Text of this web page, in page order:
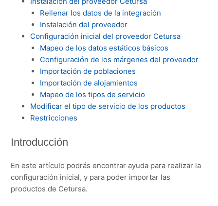
¿Cómo puedo configurar el proveedor real de un
producto?
¿Cómo puedo configurar el filtro de habitaciones en un
canal de compra?
¿Cómo puedo filtrar/omitir tarifas concretas devueltas
por el canal de compra?
Más información
Rellenar los datos de la integración
Instalación del proveedor
Configuración inicial del proveedor Cetursa
Mapeo de los datos estáticos básicos
Configuración de los márgenes del proveedor
Importación de poblaciones
Importación de alojamientos
Mapeo de los tipos de servicio
Modificar el tipo de servicio de los productos
Restricciones
Introducción
En este artículo podrás encontrar ayuda para realizar la
configuración inicial, y para poder importar las
productos de Cetursa.